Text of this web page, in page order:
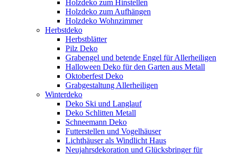
Holzdeko zum Hinstellen
Holzdeko zum Aufhängen
Holzdeko Wohnzimmer
Herbstdeko
Herbstblätter
Pilz Deko
Grabengel und betende Engel für Allerheiligen
Halloween Deko für den Garten aus Metall
Oktoberfest Deko
Grabgestaltung Allerheiligen
Winterdeko
Deko Ski und Langlauf
Deko Schlitten Metall
Schneemann Deko
Futterstellen und Vogelhäuser
Lichthäuser als Windlicht Haus
Neujahrsdekoration und Glücksbringer für